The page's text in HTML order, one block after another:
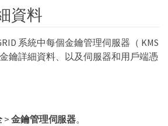
資料
系統中每個金鑰管理伺服器（ KMS
鑰詳細資料、以及伺服器和用戶端憑
> 金鑰管理伺服器。